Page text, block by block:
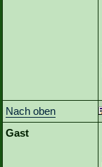
Nach oben
Gast